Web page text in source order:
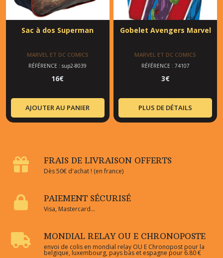
Sac à dos Superman
MARVEL ET DC COMICS
RÉFÉRENCE : sup2-8039
16€
AJOUTER AU PANIER
Gobelet Avengers Marvel
MARVEL ET DC COMICS
RÉFÉRENCE : 74107
3€
PLUS DE DÉTAILS
FRAIS DE LIVRAISON OFFERTS
Dès 50€ d'achat ! (en france)
PAIEMENT SÉCURISÉ
Visa, Mastercard...
MONDIAL RELAY OU E CHRONOPOSTE
envoi de colis en mondial relay OU E Chronopost pour la
belgique, luxembourg, pays bas et espagne pour 6.80 €